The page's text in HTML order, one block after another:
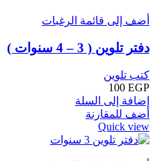
أضف إلى قائمة الرغبات
دفتر تلوين ( 3 – 4 سنوات )
كتب تلوين
100 EGP
إضافة إلى السلة
أضف للمقارنة
Quick view